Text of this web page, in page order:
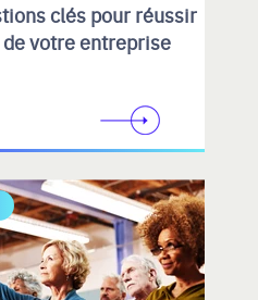
clés pour réussir
votre entreprise